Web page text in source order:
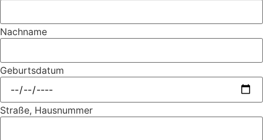
Nachname
Geburtsdatum
Straße, Hausnummer